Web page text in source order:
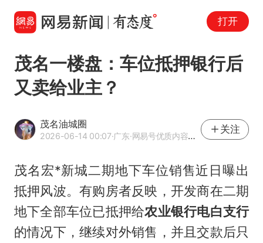
打开
茂名一楼盘：车位抵押银行后
又卖给业主？
茂名油城圈
2026-06-14 00:07·广东·网易号优质内容创作者
关注
茂名宏*新城二期地下车位销售近日曝出
抵押风波。有购房者反映，开发商在二期
地下全部车位已抵押给农业银行电白支行
的情况下，继续对外销售，并且交款后只